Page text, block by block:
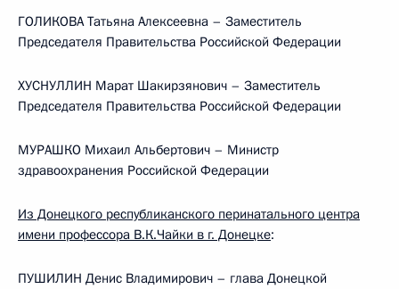
ГОЛИКОВА Татьяна Алексеевна – Заместитель
Председателя Правительства Российской Федерации
ХУСНУЛЛИН Марат Шакирзянович – Заместитель
Председателя Правительства Российской Федерации
МУРАШКО Михаил Альбертович – Министр
здравоохранения Российской Федерации
Из Донецкого республиканского перинатального центра
имени профессора В.К.Чайки в г. Донецке:
ПУШИЛИН Денис Владимирович – глава Донецкой